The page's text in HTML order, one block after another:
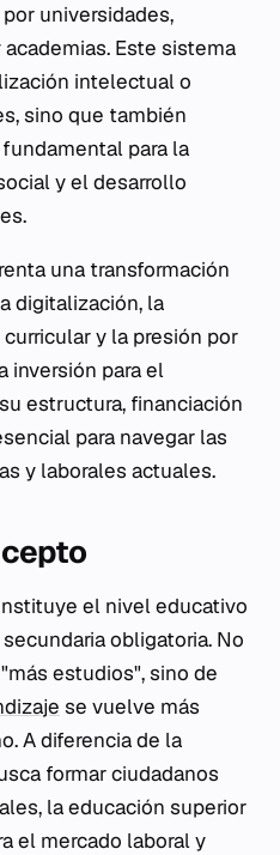
universidades,
Este sistema
intelectual o
sino que también
para la
y el desarrollo
una transformación
digitalización, la
y la presión por
inversión para el
estructura, financiación
para navegar las
y laborales actuales.
el nivel educativo
obligatoria. No
estudios", sino de
se vuelve más
A diferencia de la
formar ciudadanos
la educación superior
el mercado laboral y